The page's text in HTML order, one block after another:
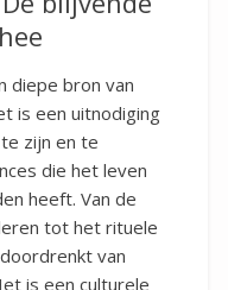
diepe bron van
is een uitnodiging
zijn en te
die het leven
heeft. Van de
tot het rituele
van
is een culturele